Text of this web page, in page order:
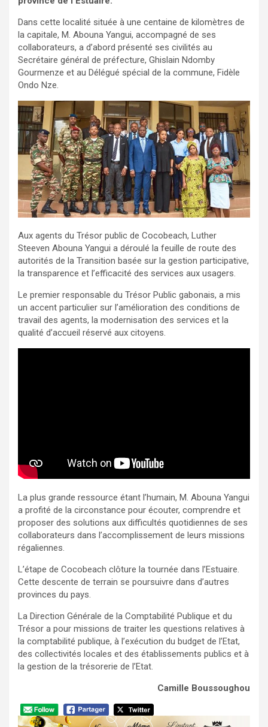
Dans cette localité située à une centaine de kilomètres de
la capitale, M. Abouna Yangui, accompagné de ses
collaborateurs, a d’abord présenté ses civilités au
Secrétaire général de préfecture, Ghislain Ndomby
Gourmenze et au Délégué spécial de la commune, Fidèle
Ondo Nze.
Aux agents du Trésor public de Cocobeach, Luther
Steeven Abouna Yangui a déroulé la feuille de route des
autorités de la Transition basée sur la gestion participative,
la transparence et l’efficacité des services aux usagers.
Le premier responsable du Trésor Public gabonais, a mis
un accent particulier sur l’amélioration des conditions de
travail des agents, la modernisation des services et la
qualité d’accueil réservé aux citoyens.
La plus grande ressource étant l’humain, M. Abouna Yangui
a profité de la circonstance pour écouter, comprendre et
proposer des solutions aux difficultés quotidiennes de ses
collaborateurs dans l’accomplissement de leurs missions
régaliennes.
L’étape de Cocobeach clôture la tournée dans l’Estuaire.
Cette descente de terrain se poursuivre dans d’autres
provinces du pays.
La Direction Générale de la Comptabilité Publique et du
Trésor a pour missions de traiter les questions relatives à
la comptabilité publique, à l’exécution du budget de l’Etat,
des collectivités locales et des établissements publics et à
la gestion de la trésorerie de l’Etat.
Camille Boussoughou